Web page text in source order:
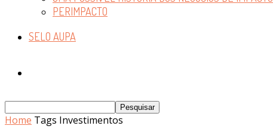
PERIMPACTO
SELO AUPA
Home Tags Investimentos